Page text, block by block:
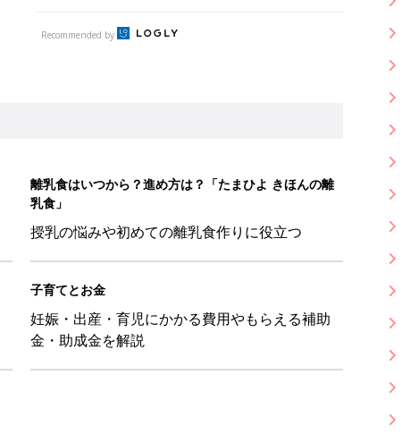
Recommended by
離乳食はいつから？進め方は？「たまひよ きほんの離
乳食」
授乳の悩みや初めての離乳食作りに役立つ
子育てとお金
妊娠・出産・育児にかかる費用やもらえる補助
金・助成金を解説